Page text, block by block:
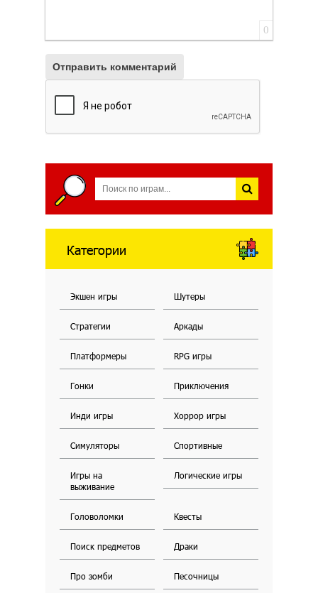
0
Отправить комментарий
Категории
Экшен игры Шутеры
Стратегии Аркады
Платформеры RPG игры
Гонки Приключения
Инди игры Хоррор игры
Симуляторы Спортивные
Игры на
выживание
Логические игры
Головоломки Квесты
Поиск предметов Драки
Про зомби Песочницы